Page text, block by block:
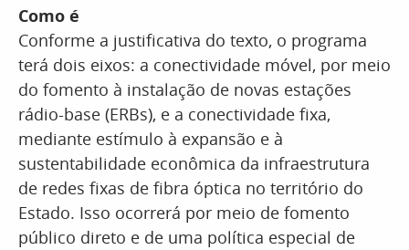
Como é
Conforme a justificativa do texto, o programa
terá dois eixos: a conectividade móvel, por meio
do fomento à instalação de novas estações
rádio-base (ERBs), e a conectividade fixa,
mediante estímulo à expansão e à
sustentabilidade econômica da infraestrutura
de redes fixas de fibra óptica no território do
Estado. Isso ocorrerá por meio de fomento
público direto e de uma política especial de